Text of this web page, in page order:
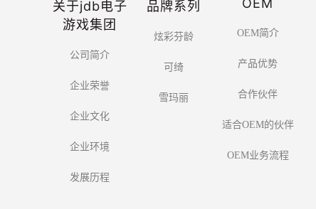
关于jdb电子
游戏集团
公司简介
企业荣誉
企业文化
企业环境
发展历程
品牌系列
炫彩芬龄
可绮
雪玛丽
OEM
OEM简介
产品优势
合作伙伴
适合OEM的伙伴
OEM业务流程